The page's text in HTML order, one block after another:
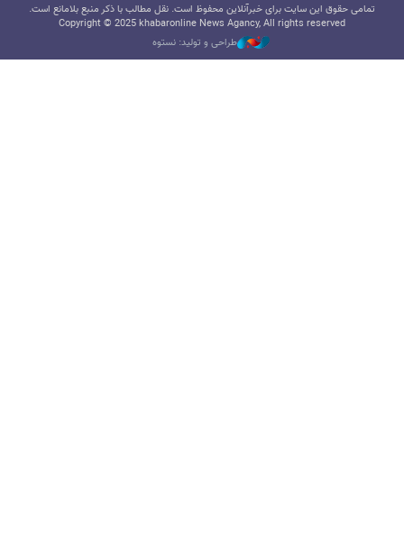
تمامی حقوق این سایت برای خبرآنلاین محفوظ است. نقل مطالب با ذکر منبع بلامانع است.
Copyright © 2025 khabaronline News Agancy, All rights reserved
طراحی و تولید: نستوه